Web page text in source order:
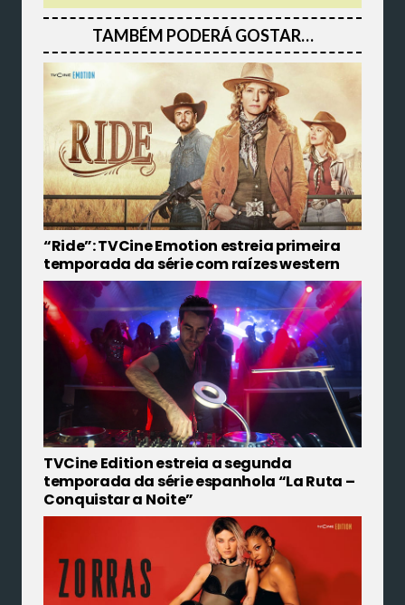
TAMBÉM PODERÁ GOSTAR…
“Ride”: TVCine Emotion estreia primeira
temporada da série com raízes western
TVCine Edition estreia a segunda
temporada da série espanhola “La Ruta –
Conquistar a Noite”